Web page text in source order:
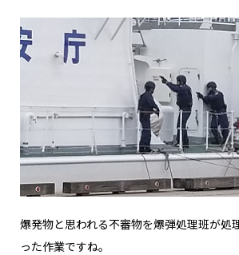
爆発物と思われる不審物を爆弾処理班が処
った作業ですね。